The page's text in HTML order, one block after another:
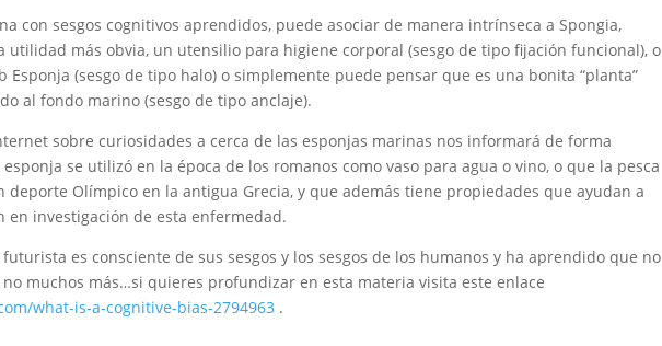
con sesgos cognitivos aprendidos, puede asociar de manera intrínseca a Spongia,
utilidad más obvia, un utensilio para higiene corporal (sesgo de tipo fijación funcional), o
Esponja (sesgo de tipo halo) o simplemente puede pensar que es una bonita “planta”
al fondo marino (sesgo de tipo anclaje).
sobre curiosidades a cerca de las esponjas marinas nos informará de forma
se utilizó en la época de los romanos como vaso para agua o vino, o que la pesca
deporte Olímpico en la antigua Grecia, y que además tiene propiedades que ayudan a
en investigación de esta enfermedad.
es consciente de sus sesgos y los sesgos de los humanos y ha aprendido que no
no muchos más…si quieres profundizar en esta materia visita este enlace
what-is-a-cognitive-bias-2794963 .